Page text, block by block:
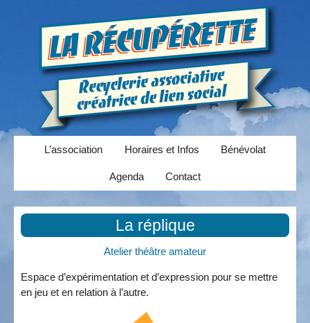
L’association Horaires et Infos Bénévolat
Agenda Contact
La réplique
Atelier théâtre amateur
Espace d’expérimentation et d’expression pour se mettre
en jeu et en relation à l’autre.